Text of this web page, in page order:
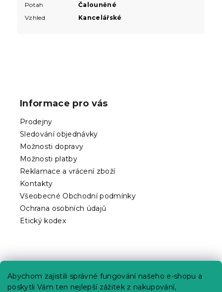
Abychom zajistili správné fungování našeho e-shopu a
poskytli Vám ten nejlepší zážitek z nakupování,
Potah
Čalouněné
Vzhled
Kancelářské
Informace pro vás
Prodejny
Sledování objednávky
Možnosti dopravy
Možnosti platby
Reklamace a vrácení zboží
Kontakty
Všeobecné Obchodní podmínky
Ochrana osobních údajů
Etický kodex
Kariéra